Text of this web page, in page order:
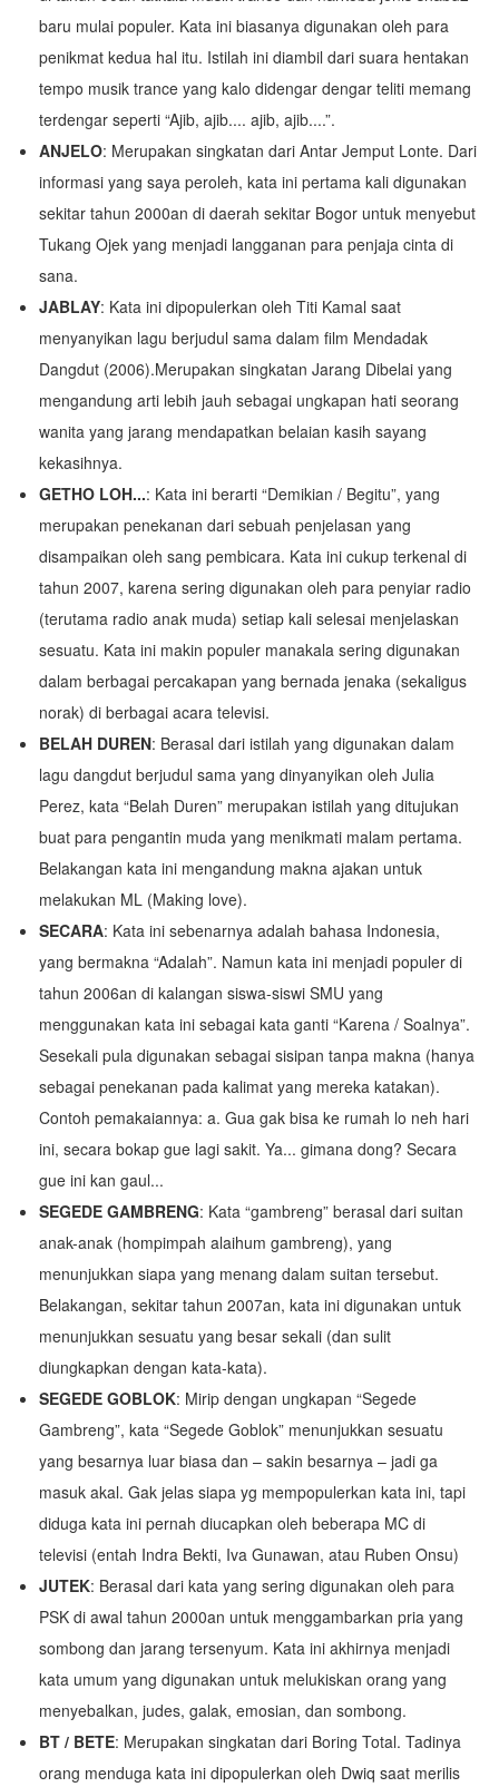
baru mulai populer. Kata ini biasanya digunakan oleh para
penikmat kedua hal itu. Istilah ini diambil dari suara hentakan
tempo musik trance yang kalo didengar dengar teliti memang
terdengar seperti “Ajib, ajib.... ajib, ajib....”.
ANJELO: Merupakan singkatan dari Antar Jemput Lonte. Dari
informasi yang saya peroleh, kata ini pertama kali digunakan
sekitar tahun 2000an di daerah sekitar Bogor untuk menyebut
Tukang Ojek yang menjadi langganan para penjaja cinta di
sana.
JABLAY: Kata ini dipopulerkan oleh Titi Kamal saat
menyanyikan lagu berjudul sama dalam film Mendadak
Dangdut (2006).Merupakan singkatan Jarang Dibelai yang
mengandung arti lebih jauh sebagai ungkapan hati seorang
wanita yang jarang mendapatkan belaian kasih sayang
kekasihnya.
GETHO LOH...: Kata ini berarti “Demikian / Begitu”, yang
merupakan penekanan dari sebuah penjelasan yang
disampaikan oleh sang pembicara. Kata ini cukup terkenal di
tahun 2007, karena sering digunakan oleh para penyiar radio
(terutama radio anak muda) setiap kali selesai menjelaskan
sesuatu. Kata ini makin populer manakala sering digunakan
dalam berbagai percakapan yang bernada jenaka (sekaligus
norak) di berbagai acara televisi.
BELAH DUREN: Berasal dari istilah yang digunakan dalam
lagu dangdut berjudul sama yang dinyanyikan oleh Julia
Perez, kata “Belah Duren” merupakan istilah yang ditujukan
buat para pengantin muda yang menikmati malam pertama.
Belakangan kata ini mengandung makna ajakan untuk
melakukan ML (Making love).
SECARA: Kata ini sebenarnya adalah bahasa Indonesia,
yang bermakna “Adalah”. Namun kata ini menjadi populer di
tahun 2006an di kalangan siswa-siswi SMU yang
menggunakan kata ini sebagai kata ganti “Karena / Soalnya”.
Sesekali pula digunakan sebagai sisipan tanpa makna (hanya
sebagai penekanan pada kalimat yang mereka katakan).
Contoh pemakaiannya: a. Gua gak bisa ke rumah lo neh hari
ini, secara bokap gue lagi sakit. Ya... gimana dong? Secara
gue ini kan gaul...
SEGEDE GAMBRENG: Kata “gambreng” berasal dari suitan
anak-anak (hompimpah alaihum gambreng), yang
menunjukkan siapa yang menang dalam suitan tersebut.
Belakangan, sekitar tahun 2007an, kata ini digunakan untuk
menunjukkan sesuatu yang besar sekali (dan sulit
diungkapkan dengan kata-kata).
SEGEDE GOBLOK: Mirip dengan ungkapan “Segede
Gambreng”, kata “Segede Goblok” menunjukkan sesuatu
yang besarnya luar biasa dan – sakin besarnya – jadi ga
masuk akal. Gak jelas siapa yg mempopulerkan kata ini, tapi
diduga kata ini pernah diucapkan oleh beberapa MC di
televisi (entah Indra Bekti, Iva Gunawan, atau Ruben Onsu)
JUTEK: Berasal dari kata yang sering digunakan oleh para
PSK di awal tahun 2000an untuk menggambarkan pria yang
sombong dan jarang tersenyum. Kata ini akhirnya menjadi
kata umum yang digunakan untuk melukiskan orang yang
menyebalkan, judes, galak, emosian, dan sombong.
BT / BETE: Merupakan singkatan dari Boring Total. Tadinya
orang menduga kata ini dipopulerkan oleh Dwiq saat merilis